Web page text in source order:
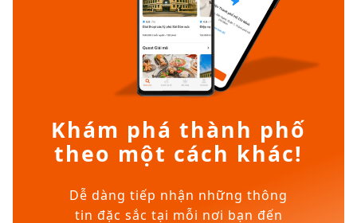
Khám phá thành phố
theo một cách khác!
Dễ dàng tiếp nhận những thông
tin đặc sắc tại mỗi nơi bạn đến